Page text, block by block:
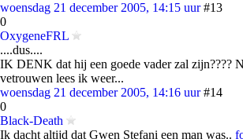
woensdag 21 december 2005, 14:15 uur #13
0
OxygeneFRL
....dus....
IK DENK dat hij een goede vader zal zijn????
vetrouwen lees ik weer...
woensdag 21 december 2005, 14:16 uur #14
0
Black-Death
Ik dacht altijd dat Gwen Stefani een man was..